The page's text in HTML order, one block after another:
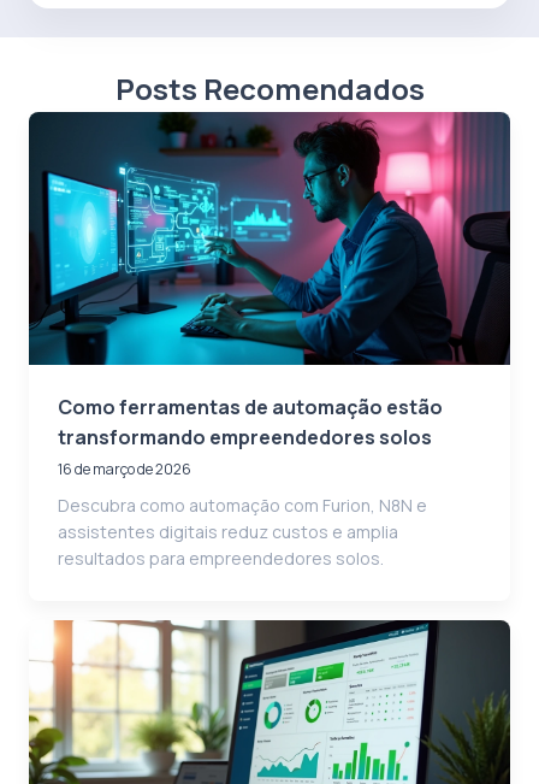
Posts Recomendados
Como ferramentas de automação estão
transformando empreendedores solos
16 de março de 2026
Descubra como automação com Furion, N8N e
assistentes digitais reduz custos e amplia
resultados para empreendedores solos.